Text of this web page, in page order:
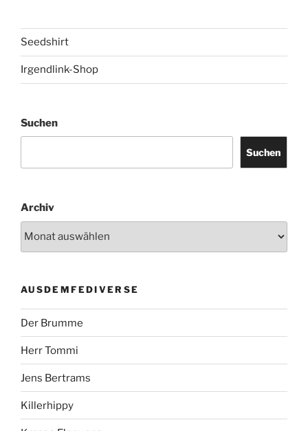
Seedshirt
Irgendlink-Shop
Suchen
Suchen
Archiv
AUSDEMFEDIVERSE
Der Brumme
Herr Tommi
Jens Bertrams
Killerhippy